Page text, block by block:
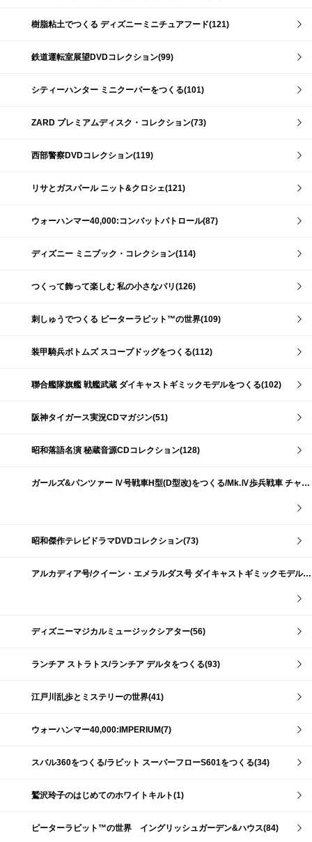
樹脂粘土でつくる ディズニーミニチュアフード(121)
鉄道運転室展望DVDコレクション(99)
シティーハンター ミニクーパーをつくる(101)
ZARD プレミアムディスク・コレクション(73)
西部警察DVDコレクション(119)
リサとガスパール ニット&クロシェ(121)
ウォーハンマー40,000:コンバットパトロール(87)
ディズニー ミニブック・コレクション(114)
つくって飾って楽しむ 私の小さなパリ(126)
刺しゅうでつくる ピーターラビット™の世界(109)
装甲騎兵ボトムズ スコープドッグをつくる(112)
聯合艦隊旗艦 戦艦武蔵 ダイキャストギミックモデルをつくる(102)
阪神タイガース実況CDマガジン(51)
昭和落語名演 秘蔵音源CDコレクション(128)
ガールズ&パンツァー Ⅳ号戦車H型(D型改)をつくる/Mk.Ⅳ歩兵戦車 チャーチルMk.Ⅶをつくる(191)
昭和傑作テレビドラマDVDコレクション(73)
アルカディア号/クイーン・エメラルダス号 ダイキャストギミックモデルをつくる(159)
ディズニーマジカルミュージックシアター(56)
ランチア ストラトス/ランチア デルタをつくる(93)
江戸川乱歩とミステリーの世界(41)
ウォーハンマー40,000:IMPERIUM(7)
スバル360をつくる/ラビット スーパーフローS601をつくる(34)
鷲沢玲子のはじめてのホワイトキルト(1)
ピーターラビット™の世界 イングリッシュガーデン&ハウス(84)